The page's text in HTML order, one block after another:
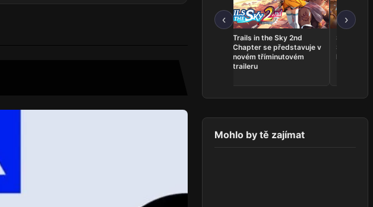
‹
Trails in the Sky 2nd
Chapter se představuje v
novém tříminutovém
traileru
Serious
konci
›
Mohlo by tě zajímat